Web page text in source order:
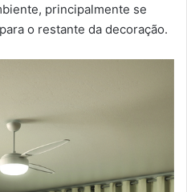
principalmente se
o restante da decoração.